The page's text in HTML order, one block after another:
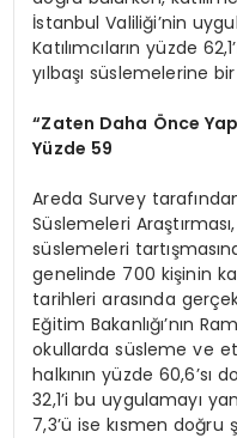
İstanbul Valiliği’nin
Katılımcıların yüzde
yılbaşı süslemelerine bir
“Zaten Daha Önce
Yüzde 59
Areda Survey
Süslemeleri
süslemeleri
genelinde 700 kişinin
tarihleri arasında
Eğitim Bakanlığı’nın
okullarda süsleme ve
halkının yüzde 60,6’sı
32,1’i bu uygulamayı
7,3’ü ise kısmen